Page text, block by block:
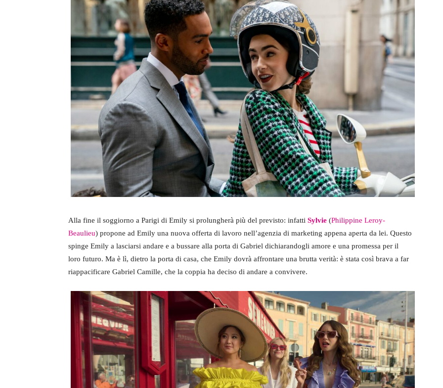
Alla fine il soggiorno a Parigi di Emily si prolungherà più del previsto: infatti Sylvie (Philippine Leroy-
Beaulieu) propone ad Emily una nuova offerta di lavoro nell’agenzia di marketing appena aperta da lei. Questo
spinge Emily a lasciarsi andare e a bussare alla porta di Gabriel dichiarandogli amore e una promessa per il
loro futuro. Ma è lì, dietro la porta di casa, che Emily dovrà affrontare una brutta verità: è stata così brava a far
riappacificare Gabriel Camille, che la coppia ha deciso di andare a convivere.